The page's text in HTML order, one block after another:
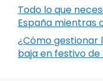
Todo lo que
España mientras
¿Cómo
baja en festivo